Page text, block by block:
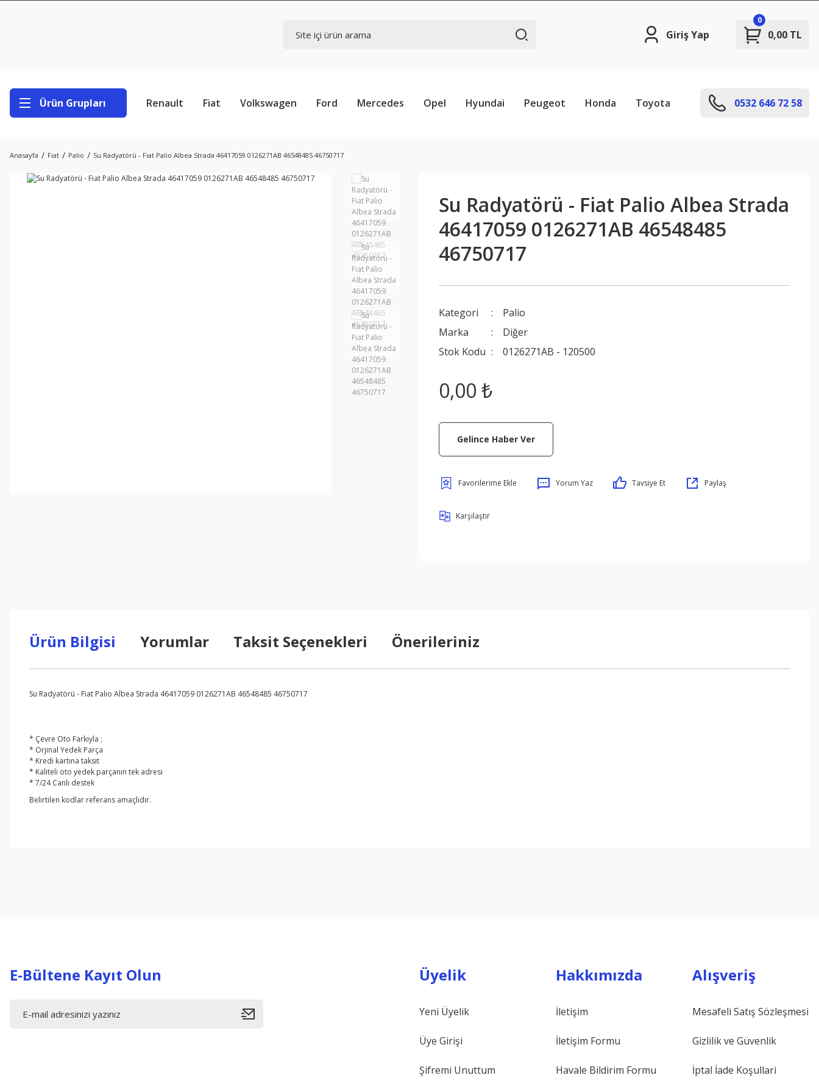
Giriş Yap 0,00 TL
0
Ürün Grupları Renault Fiat Volkswagen Ford Mercedes Opel Hyundai Peugeot Honda Toyota 0532 646 72 58
Anasayfa Fiat Palio Su Radyatörü - Fiat Palio Albea Strada 46417059 0126271AB 46548485 46750717
Su Radyatörü - Fiat Palio Albea Strada
46417059 0126271AB 46548485
46750717
Kategori
Palio
Marka
Diğer
Stok Kodu
0126271AB - 120500
0,00 ₺
Gelince Haber Ver
Yorum Yaz Tavsiye Et Paylaş
Karşılaştır
Ürün Bilgisi Yorumlar Taksit Seçenekleri Önerileriniz
Su Radyatörü - Fiat Palio Albea Strada 46417059 0126271AB 46548485 46750717
* Çevre Oto Farkıyla ;
* Orjinal Yedek Parça
* Kredi kartına taksit
* Kaliteli oto yedek parçanın tek adresi
* 7/24 Canlı destek
Belirtilen kodlar referans amaçlıdır.
E-Bültene Kayıt Olun Üyelik
Yeni Üyelik
Üye Girişi
Şifremi Unuttum
Hakkımızda
İletişim
İletişim Formu
Havale Bildirim Formu
Alışveriş
Mesafeli Satış Sözleşmesi
Gizlilik ve Güvenlik
İptal İade Koşullari